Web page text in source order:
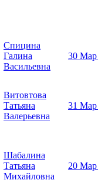
Спицина
Галина
Васильевна
30 Мар
Витовтова
Татьяна
Валерьевна
31 Мар
Шабалина
Татьяна
Михайловна
20 Мар